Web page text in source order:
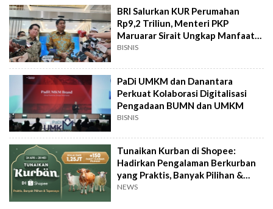
BRI Salurkan KUR Perumahan
Rp9,2 Triliun, Menteri PKP
Maruarar Sirait Ungkap Manfaat
untuk UMKM
BISNIS
PaDi UMKM dan Danantara
Perkuat Kolaborasi Digitalisasi
Pengadaan BUMN dan UMKM
BISNIS
Tunaikan Kurban di Shopee:
Hadirkan Pengalaman Berkurban
yang Praktis, Banyak Pilihan &
Tepercaya
NEWS